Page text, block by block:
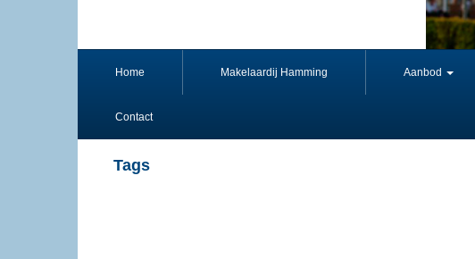
Home Makelaardij Hamming Aanbod
Contact
Tags